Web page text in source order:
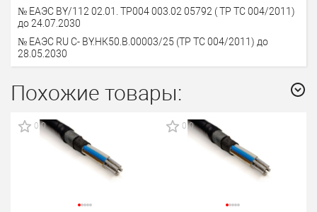
№ ЕАЭС BY/112 02.01. ТР004 003.02 05792 ( ТР ТС 004/2011)
до 24.07.2030
№ ЕАЭС RU C- BY.НК50.В.00003/25 (ТР ТС 004/2011) до
28.05.2030
Похожие товары:
0.0 0.0